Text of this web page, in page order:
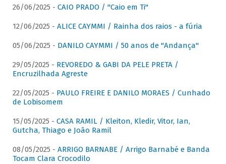
26/06/2025 - CAIO PRADO / "Caio em Ti"
12/06/2025 - ALICE CAYMMI / Rainha dos raios - a fúria
05/06/2025 - DANILO CAYMMI / 50 anos de "Andança"
29/05/2025 - REVOREDO & GABI DA PELE PRETA /
Encruzilhada Agreste
22/05/2025 - PAULO FREIRE E DANILO MORAES / Cunhado
de Lobisomem
15/05/2025 - CASA RAMIL / Kleiton, Kledir, Vitor, Ian,
Gutcha, Thiago e João Ramil
08/05/2025 - ARRIGO BARNABE / Arrigo Barnabé e Banda
Tocam Clara Crocodilo